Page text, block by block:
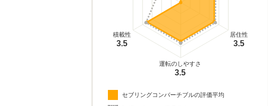
居住性
3.5
運転のしやすさ
3.5
積載性
3.5
セブリングコンバーチブルの評価平均